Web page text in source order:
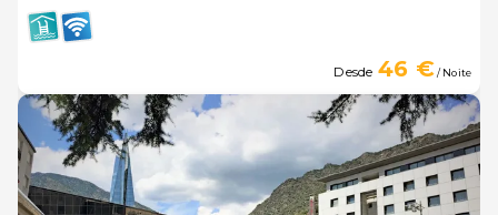
Desde 46 €/ Noite